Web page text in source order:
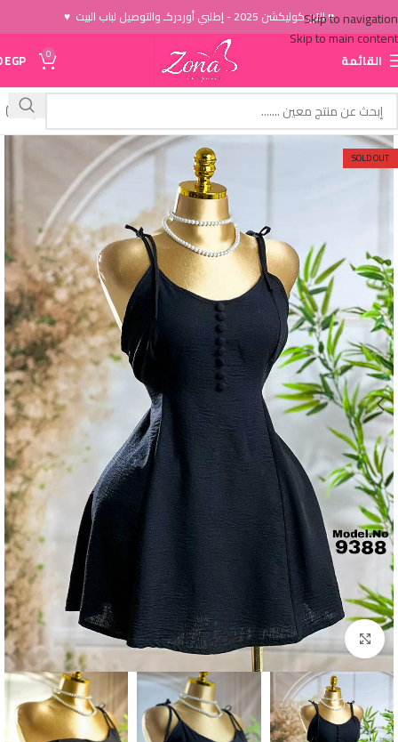
Skip to navigation
Skip to main content
♥ الاَن كوليكشن 2025 - إطلبي أوردركـ والتوصيل لباب البيت ♥
القائمة 0
EGP
SOLD OUT
Click to enlarge